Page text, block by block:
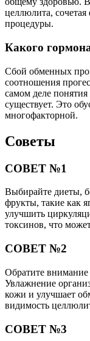
целлюлита,
процедуры.
Какого
Сбой обменных
соотношения
самом деле
существует. Это
многофакторной.
Советы
СОВЕТ №1
Выбирайте диеты,
фрукты, такие как
улучшить
токсинов, что
СОВЕТ №2
Обратите внимание
Увлажнение
кожи и улучшает
видимость
СОВЕТ №3